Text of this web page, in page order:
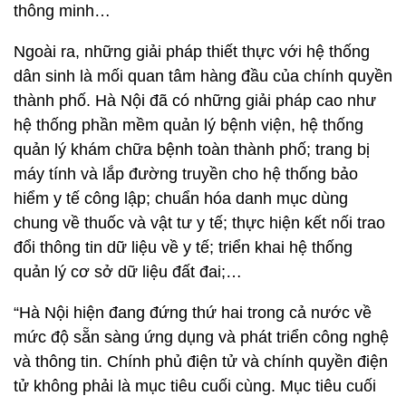
thông minh…
Ngoài ra, những giải pháp thiết thực với hệ thống
dân sinh là mối quan tâm hàng đầu của chính quyền
thành phố. Hà Nội đã có những giải pháp cao như
hệ thống phần mềm quản lý bệnh viện, hệ thống
quản lý khám chữa bệnh toàn thành phố; trang bị
máy tính và lắp đường truyền cho hệ thống bảo
hiểm y tế công lập; chuẩn hóa danh mục dùng
chung về thuốc và vật tư y tế; thực hiện kết nối trao
đổi thông tin dữ liệu về y tế; triển khai hệ thống
quản lý cơ sở dữ liệu đất đai;…
“Hà Nội hiện đang đứng thứ hai trong cả nước về
mức độ sẵn sàng ứng dụng và phát triển công nghệ
và thông tin. Chính phủ điện tử và chính quyền điện
tử không phải là mục tiêu cuối cùng. Mục tiêu cuối